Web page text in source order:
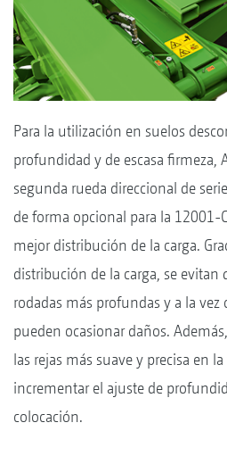
Para la utilización en suelos
profundidad y de escasa firmeza,
segunda rueda direccional de
de forma opcional para la 12001-
mejor distribución de la carga.
distribución de la carga, se evitan
rodadas más profundas y a la
pueden ocasionar daños.
las rejas más suave y precisa en
incrementar el ajuste de
colocación.